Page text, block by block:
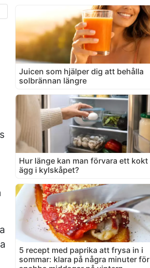
Juicen som hjälper dig att behålla
solbrännan längre
Hur länge kan man förvara ett kokt
ägg i kylskåpet?
5 recept med paprika att frysa in i
sommar: klara på några minuter för